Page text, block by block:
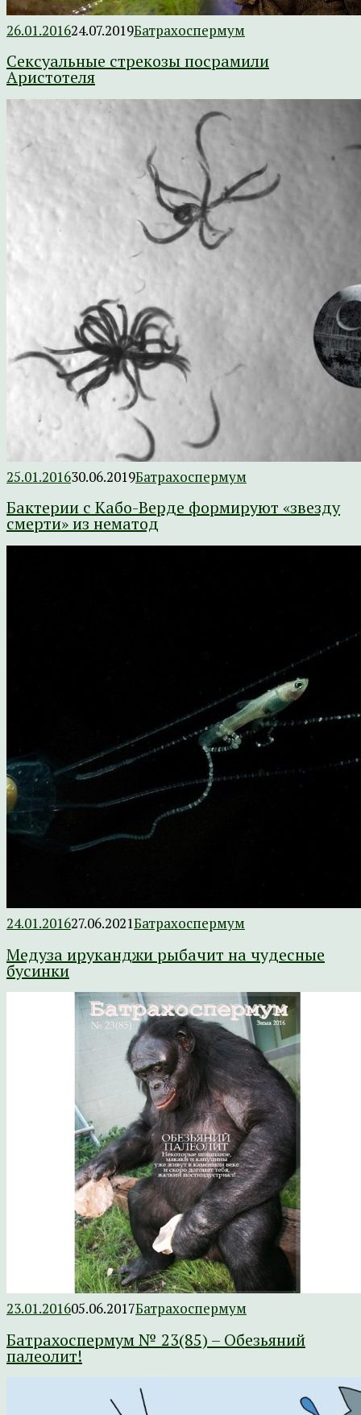
26.01.201624.07.2019Батрахоспермум
Сексуальные стрекозы посрамили
Аристотеля
25.01.201630.06.2019Батрахоспермум
Бактерии с Кабо-Верде формируют «звезду
смерти» из нематод
24.01.201627.06.2021Батрахоспермум
Медуза ируканджи рыбачит на чудесные
бусинки
23.01.201605.06.2017Батрахоспермум
Батрахоспермум № 23(85) – Обезьяний
палеолит!